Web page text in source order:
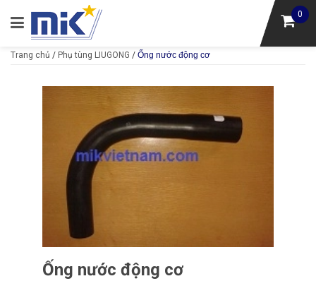
0
Trang chủ / Phụ tùng LIUGONG / Ống nước động cơ
Ống nước động cơ